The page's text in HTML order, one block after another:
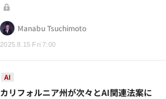
2025.8.15 Fri 7:00
Manabu Tsuchimoto
AI
カリフォルニア州が次々とAI関連法案に